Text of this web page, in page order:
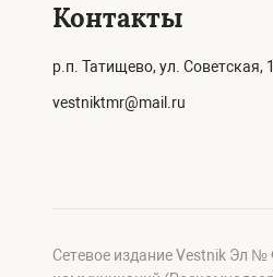
Контакты
р.п. Татищево, ул. Советская,
vestniktmr@mail.ru
Сетевое издание Vestnik Эл